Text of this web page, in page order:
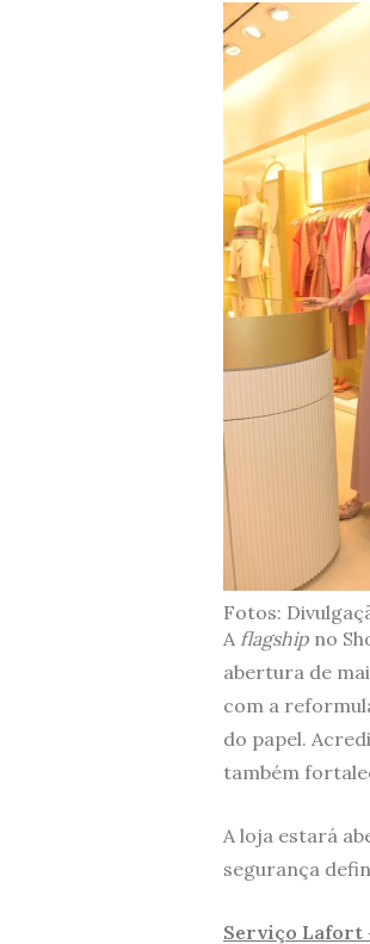
Fotos:
A flagship no
abertura de
com a
do papel.
também
A loja estará
segurança
Serviço Lafort